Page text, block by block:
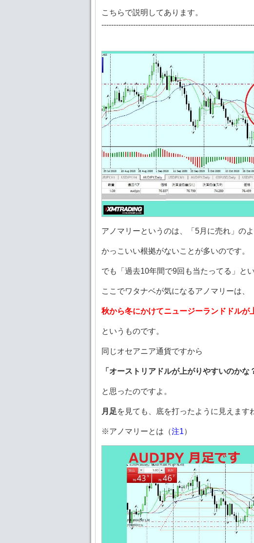
こちらで説明してあります。
アノマリーというのは、「5月に売れ」のよ
かっこいい根拠がないことが多いのです。
でも「過去10年間で9回も当たってる」と
ここでワタナベが気になるアノマリーは、
秋から冬にかけてニュージーランドドルが
というものです。
同じオセアニア通貨ですから
「オーストリアドルが上がりやすいのかな
と思ったのですよ。
月足 を見ても、底を打ったように見えます
※アノマリーとは（注1）